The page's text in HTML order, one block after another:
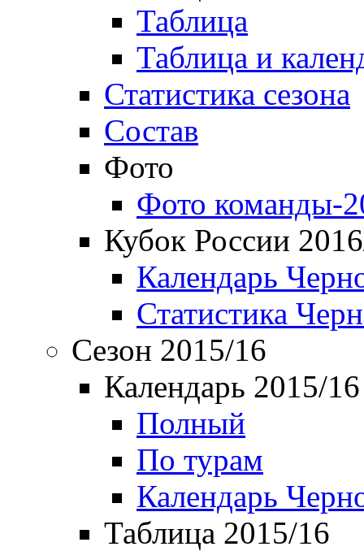
Таблица
Таблица и
Статистика сезона
Состав
Фото
Фото команды-
Кубок России
Календарь
Статистика
Сезон 2015/16
Календарь 2015/16
Полный
По турам
Календарь
Таблица 2015/16